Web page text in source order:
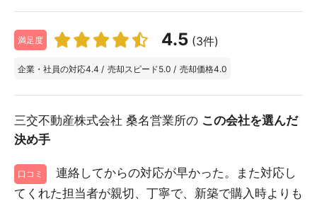
満足度 4.5 (3件)
企業・社員の対応4.4 / 売却スピード5.0 / 売却価格4.0
三交不動産株式会社 桑名営業所の この会社を選んだ
決め手
口コミ
連絡してからの対応が早かった。また対応し
てくれた担当者が親切、丁寧で、新築で購入時よりも